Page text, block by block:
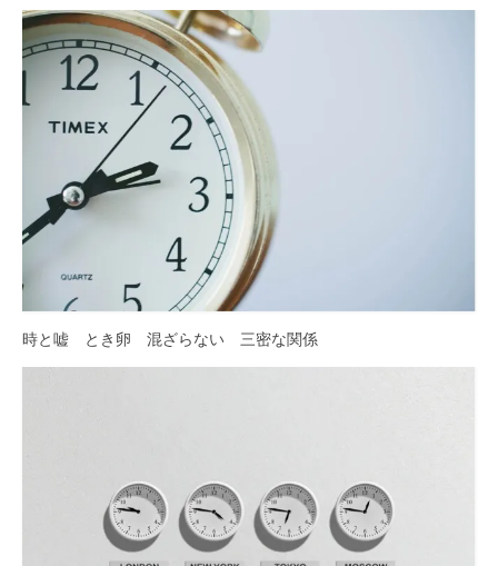
www.h4wp.com
420friendly 通販
時と嘘 とき卵 混ざらない 三密な関係